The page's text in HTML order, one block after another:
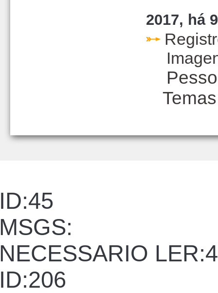
2017, há
Temas